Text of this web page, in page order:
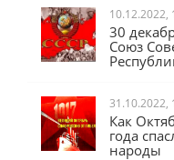
10.12.2022,
30
Союз
31.10.2022,
Как
года
народы